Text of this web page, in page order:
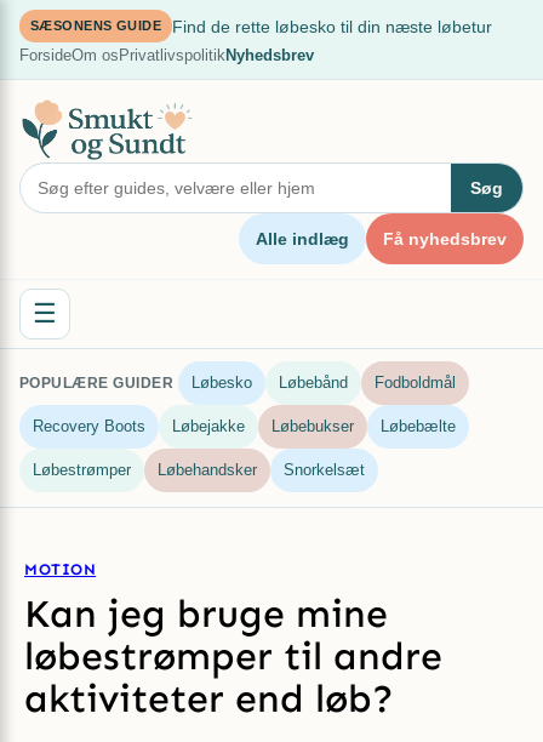
SpringSÆSONENS GUIDE Find de rette løbesko til din næste løbetur
ForsideOm os PrivatlivspolitikNyhedsbrev
Søg
Alle indlæg Få nyhedsbrev
☰
POPULÆRE GUIDER Løbesko Løbebånd Fodboldmål
Recovery Boots Løbejakke Løbebukser Løbebælte
Løbestrømper Løbehandsker Snorkelsæt
MOTION
Kan jeg bruge mine
løbestrømper til andre
aktiviteter end løb?